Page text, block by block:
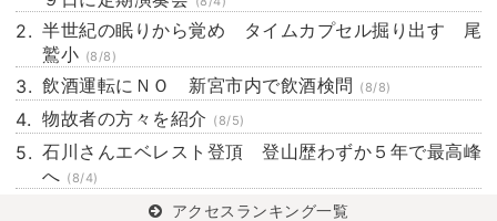
半世紀の眠りから覚め タイムカプセル掘り出す 尾
鷲小 (8/8)
飲酒運転にＮＯ 新宮市内で飲酒検問 (8/8)
物故者の方々を紹介 (8/5)
石川さんエベレスト登頂 登山歴わずか５年で最高峰
へ (8/4)
アクセスランキング一覧